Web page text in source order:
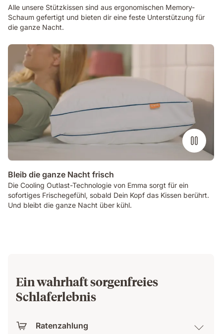
Alle unsere Stützkissen sind aus ergonomischen Memory-
Schaum gefertigt und bieten dir eine feste Unterstützung für
die ganze Nacht.
Bleib die ganze Nacht frisch
Die Cooling Outlast-Technologie von Emma sorgt für ein
sofortiges Frischegefühl, sobald Dein Kopf das Kissen berührt.
Und bleibt die ganze Nacht über kühl.
Ein wahrhaft sorgenfreies
Schlaferlebnis
Ratenzahlung